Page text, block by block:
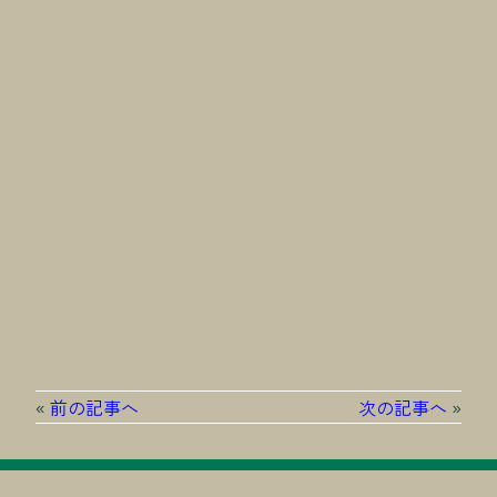
« 前の記事へ 次の記事へ »